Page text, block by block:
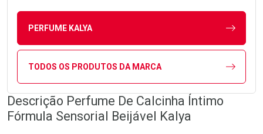
PERFUME KALYA
TODOS OS PRODUTOS DA MARCA
Descrição Perfume De Calcinha Íntimo
Fórmula Sensorial Beijável Kalya